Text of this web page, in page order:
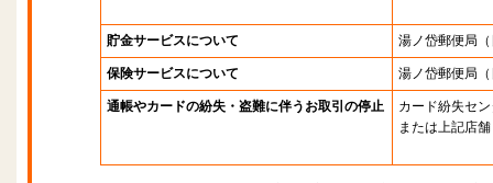
貯金サービスについて 湯ノ岱郵便局
保険サービスについて 湯ノ岱郵便局
通帳やカードの紛失・盗難に伴うお取引の停止
カード紛失セ
または上記店舗